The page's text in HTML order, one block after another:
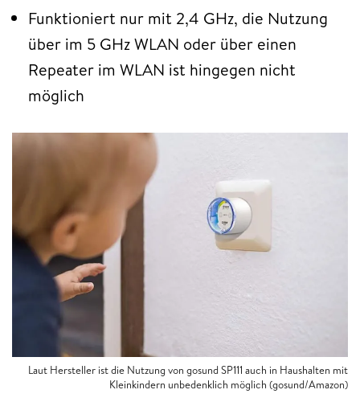
Funktioniert nur mit 2,4 GHz, die Nutzung
über im 5 GHz WLAN oder über einen
Repeater im WLAN ist hingegen nicht
möglich
Laut Hersteller ist die Nutzung von gosund SP111 auch in Haushalten mit
Kleinkindern unbedenklich möglich (gosund/Amazon)